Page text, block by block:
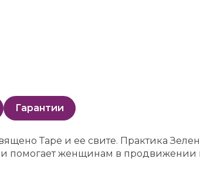
Гарантии
Таре и ее свите. Практика
помогает женщинам в продвижении